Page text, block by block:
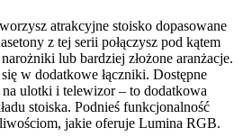
atrakcyjne stoisko dopasowane
z tej serii połączysz pod kątem
lub bardziej złożone aranżacje.
w dodatkowe łączniki. Dostępne
ulotki i telewizor – to dodatkowa
stoiska. Podnieś funkcjonalność
jakie oferuje Lumina RGB.